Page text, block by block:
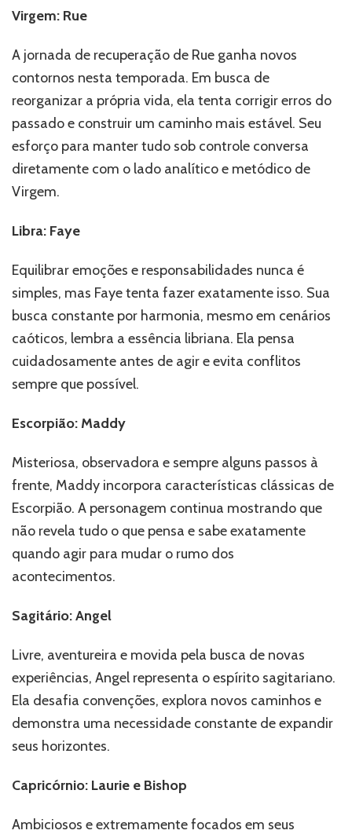
Virgem: Rue
A jornada de recuperação de Rue ganha novos
contornos nesta temporada. Em busca de
reorganizar a própria vida, ela tenta corrigir erros do
passado e construir um caminho mais estável. Seu
esforço para manter tudo sob controle conversa
diretamente com o lado analítico e metódico de
Virgem.
Libra: Faye
Equilibrar emoções e responsabilidades nunca é
simples, mas Faye tenta fazer exatamente isso. Sua
busca constante por harmonia, mesmo em cenários
caóticos, lembra a essência libriana. Ela pensa
cuidadosamente antes de agir e evita conflitos
sempre que possível.
Escorpião: Maddy
Misteriosa, observadora e sempre alguns passos à
frente, Maddy incorpora características clássicas de
Escorpião. A personagem continua mostrando que
não revela tudo o que pensa e sabe exatamente
quando agir para mudar o rumo dos
acontecimentos.
Sagitário: Angel
Livre, aventureira e movida pela busca de novas
experiências, Angel representa o espírito sagitariano.
Ela desafia convenções, explora novos caminhos e
demonstra uma necessidade constante de expandir
seus horizontes.
Capricórnio: Laurie e Bishop
Ambiciosos e extremamente focados em seus